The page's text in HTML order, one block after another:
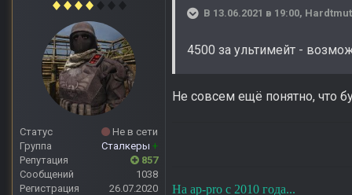
Статус
Не в сети
Группа
Сталкеры +
Репутация
857
Сообщений
1038
Регистрация
26.07.2020
В 13.06.2021 в 19:00,
4500 за ультимейт -
Не совсем ещё понятно, что
На ap-pro с 2010 года...